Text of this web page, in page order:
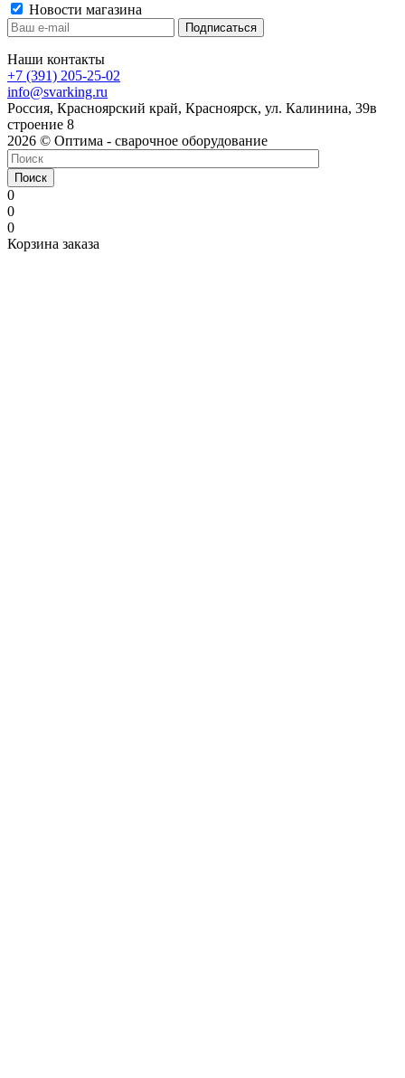
Новости магазина
Наши контакты
+7 (391) 205-25-02
info@svarking.ru
Россия, Красноярский край, Красноярск, ул. Калинина, 39в
строение 8
2026 © Оптима - сварочное оборудование
Поиск
0
0
0
Корзина заказа